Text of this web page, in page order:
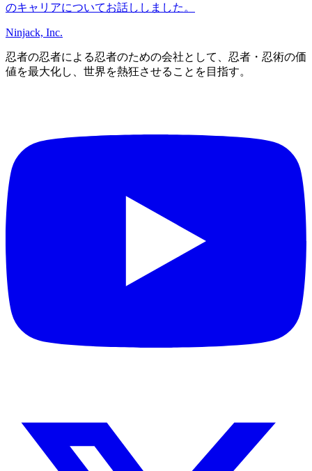
のキャリアについてお話ししました。
Ninjack, Inc.
忍者の忍者による忍者のための会社として、忍者・忍術の価
値を最大化し、世界を熱狂させることを目指す。